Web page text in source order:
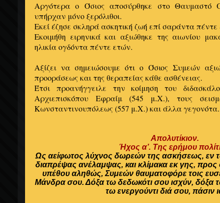
Αργότερα ο Όσιος αποσύρθηκε στο Θαυμαστό
υπήρχαν μόνο ξερόλιθοι.
Εκεί έζησε σκληρά ασκητική ζωή επί σαράντα πέντε
Εκοιμήθη ειρηνικά και αξιώθηκε της αιωνίου
ηλικία ογδόντα πέντε ετών.
Αξίζει να σημειώσουμε ότι ο Όσιος Συμεών
προοράσεως και της θεραπείας κάθε ασθένειας.
Έτσι προανήγγειλε την κοίμηση του
Αρχιεπισκόπου Εφραίμ (545 μ.Χ.), τους
Κωνσταντινουπόλεως (557 μ.Χ.) και άλλα γεγονότα.
Απολυτίκιον.
Ήχος α’. Της ερήμου
Ως αείφωτος λύχνος δωρεών της ασκήσεως, εν
διαπρέψας ανέλαμψας, και κλίμακα εκ γης,
υπέθου αληθώς, Συμεών θαυματοφόρε τοις
Μάνδρα σου. Δόξα τω δεδωκότι σου ισχύν, δόξα
τω ενεργούντι διά σου, πάσιν